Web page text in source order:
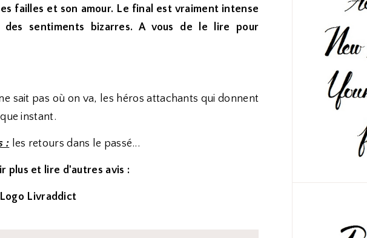
failles et son amour. Le final est vraiment intense
sentiments bizarres. A vous de le lire pour
sait pas où on va, les héros attachants qui donnent
instant.
: les retours dans le passé...
plus et lire d'autres avis :